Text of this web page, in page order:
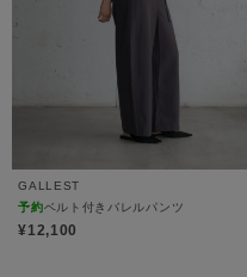
GALLEST
予約ベルト付きバレルパンツ
¥12,100